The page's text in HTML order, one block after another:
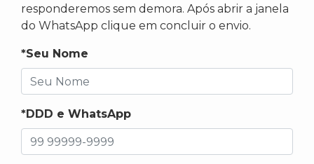
responderemos sem demora. Após abrir a janela
do WhatsApp clique em concluir o envio.
*Seu Nome
*DDD e WhatsApp